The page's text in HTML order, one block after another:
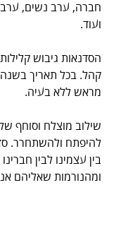
חברה, ערב נשים, ערב
ועוד.
הסדנאות גיבוש
קהל. בכל תאריך בשנה
מראש ללא בעיה.
שילוב מוצלח וסוחף
להיפתח ולהשתחרר.
בין עצמינו לבין
ומהנורמות שאליהם